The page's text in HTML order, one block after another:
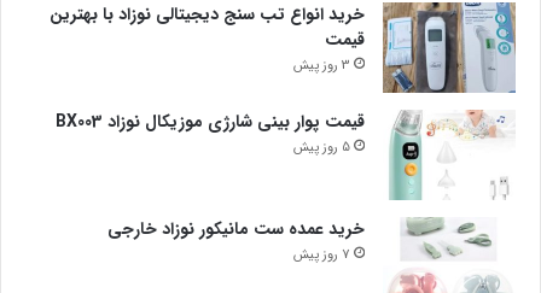
خرید انواع تب سنج دیجیتالی نوزاد با بهترین
قیمت
3 روز پیش
قیمت پوار بینی شارژی موزیکال نوزاد BX003
5 روز پیش
خرید عمده ست مانیکور نوزاد خارجی
7 روز پیش